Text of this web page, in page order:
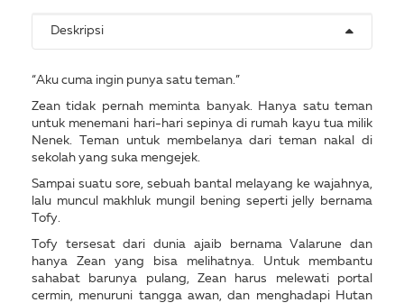
Deskripsi
“Aku cuma ingin punya satu teman.”
Zean tidak pernah meminta banyak. Hanya satu teman
untuk menemani hari-hari sepinya di rumah kayu tua milik
Nenek. Teman untuk membelanya dari teman nakal di
sekolah yang suka mengejek.
Sampai suatu sore, sebuah bantal melayang ke wajahnya,
lalu muncul makhluk mungil bening seperti jelly bernama
Tofy.
Tofy tersesat dari dunia ajaib bernama Valarune dan
hanya Zean yang bisa melihatnya. Untuk membantu
sahabat barunya pulang, Zean harus melewati portal
cermin, menuruni tangga awan, dan menghadapi Hutan